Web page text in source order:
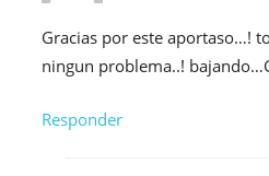
Gracias por este aportaso…!
ningun problema..!
Responder